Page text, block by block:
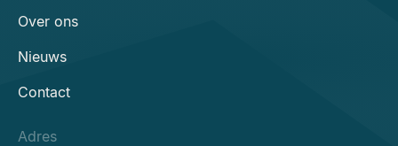
Over ons
Nieuws
Contact
Adres